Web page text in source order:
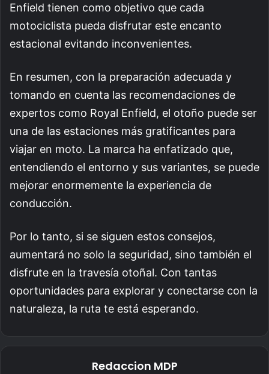
Enfield tienen como objetivo que cada
motociclista pueda disfrutar este encanto
estacional evitando inconvenientes.
En resumen, con la preparación adecuada y
tomando en cuenta las recomendaciones de
expertos como Royal Enfield, el otoño puede ser
una de las estaciones más gratificantes para
viajar en moto. La marca ha enfatizado que,
entendiendo el entorno y sus variantes, se puede
mejorar enormemente la experiencia de
conducción.
Por lo tanto, si se siguen estos consejos,
aumentará no solo la seguridad, sino también el
disfrute en la travesía otoñal. Con tantas
oportunidades para explorar y conectarse con la
naturaleza, la ruta te está esperando.
Redaccion MDP